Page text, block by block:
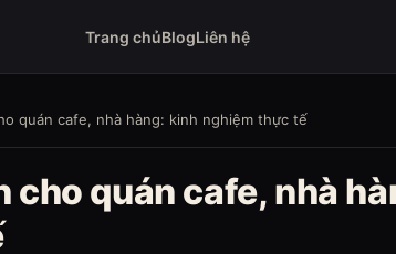
Trang chủBlogLiên hệ
quán cafe, nhà hàng: kinh nghiệm thực tế
cho quán cafe, nhà